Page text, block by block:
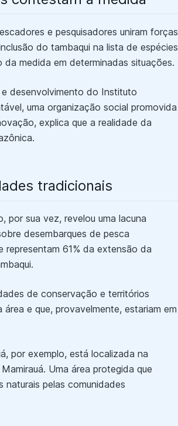
e pesquisadores uniram forças
do tambaqui na lista de espécies
medida em determinadas situações.
desenvolvimento do Instituto
uma organização social promovida
explica que a realidade da
tradicionais
por sua vez, revelou uma lacuna
desembarques de pesca
representam 61% da extensão da
de conservação e territórios
e que, provavelmente, estariam em
por exemplo, está localizada na
Uma área protegida que
naturais pelas comunidades